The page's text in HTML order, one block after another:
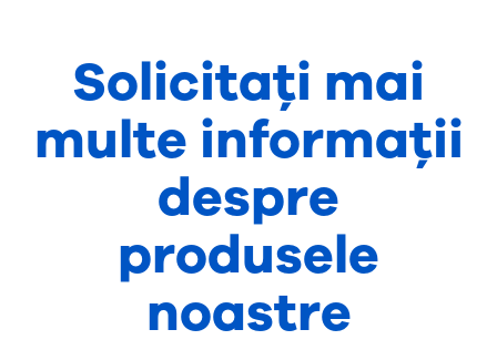
Solicitați mai
multe informații
despre
produsele
noastre